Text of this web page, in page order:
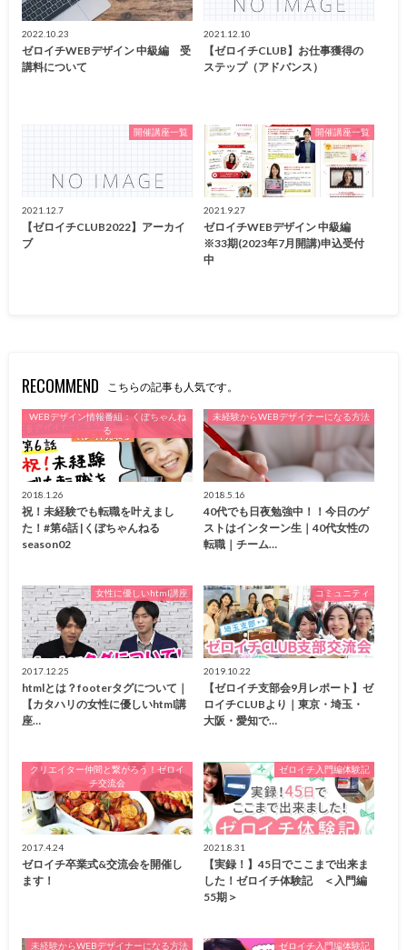
2022.10.23
ゼロイチWEBデザイン 中級編 受
講料について
2021.12.10
【ゼロイチCLUB】お仕事獲得の
ステップ（アドバンス）
開催講座一覧
2021.12.7
【ゼロイチCLUB2022】アーカイ
ブ
開催講座一覧
2021.9.27
ゼロイチWEBデザイン 中級編
※33期(2023年7月開講)申込受付
中
RECOMMEND こちらの記事も人気です。
WEBデザイン情報番組：くぼちゃんね
る
2018.1.26
祝！未経験でも転職を叶えまし
た！#第6話 |くぼちゃんねる
season02
未経験からWEBデザイナーになる方法
2018.5.16
40代でも日夜勉強中！！今日のゲ
ストはインターン生｜40代女性の
転職｜チーム…
女性に優しいhtml講座
2017.12.25
htmlとは？footerタグについて｜
【カタハリの女性に優しいhtml講
座…
コミュニティ
2019.10.22
【ゼロイチ支部会9月レポート】ゼ
ロイチCLUBより｜東京・埼玉・
大阪・愛知で…
クリエイター仲間と繋がろう！ゼロイ
チ交流会
2017.4.24
ゼロイチ卒業式&交流会を開催し
ます！
ゼロイチ入門編体験記
2021.8.31
【実録！】45日でここまで出来ま
した！ゼロイチ体験記 ＜入門編
55期＞
未経験からWEBデザイナーになる方法 ゼロイチ入門編体験記